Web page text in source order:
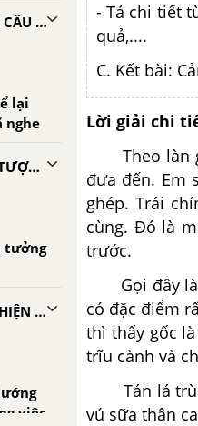
VIẾT BÀI VĂN KỂ LẠI MỘT CÂU CHUYỆN
lại
nghe
VIẾT ĐOẠN VĂN TƯỞNG TƯỢNG
tưởng
VIẾT HƯỚNG DẪN THỰC HIỆN MỘT CÔNG VIỆC
việc
- Tả chi tiết
quả,....
C. Kết bài:
Lời giải chi
Theo làn
đưa đến. Em
ghép. Trái
cùng. Đó là
trước.
Gọi đây là
có đặc điểm
thì thấy gốc
trĩu cành và
Tán lá trùm
vú sữa thân